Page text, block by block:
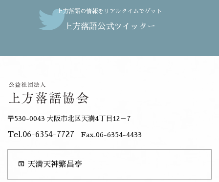
上方落語の情報をリアルタイムでゲット
上方落語公式ツイッター
〒530-0043 大阪市北区天満4丁目12－7
Tel.06-6354-7727 Fax.06-6354-4433
open_in_browser 天満天神繁昌亭